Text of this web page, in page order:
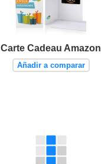
Carte Cadeau Amazon
Añadir a comparar